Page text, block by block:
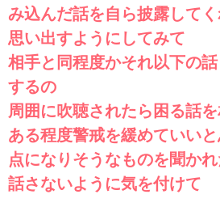
み込んだ話を自ら披露して
思い出すようにしてみて
相手と同程度かそれ以下の
するの
周囲に吹聴されたら困る話
ある程度警戒を緩めていい
点になりそうなものを聞か
話さないように気を付けて